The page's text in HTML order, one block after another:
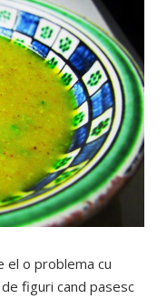
el o problema cu
figuri cand pasesc